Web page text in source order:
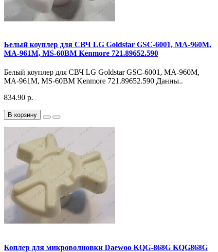
Белый коуплер для СВЧ LG Goldstar GSC-6001, MA-960M,
MA-961M, MS-60BM Kenmore 721.89652.590
Белый коуплер для СВЧ LG Goldstar GSC-6001, MA-960M,
MA-961M, MS-60BM Kenmore 721.89652.590 Данны..
834.90 р.
В корзину
Коплер для микроволновки Daewoo KQG-868G KQG868G